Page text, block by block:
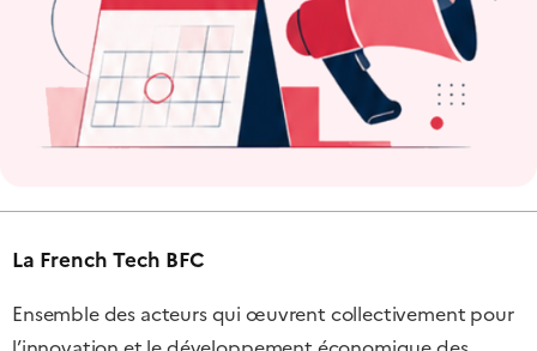
La French Tech BFC
Ensemble des acteurs qui œuvrent collectivement pour